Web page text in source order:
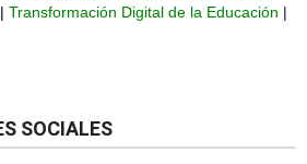
| Transformación Digital de la Educación |
SOCIALES